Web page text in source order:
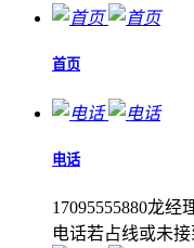
首页
电话
17095555880龙经
电话若占线或未